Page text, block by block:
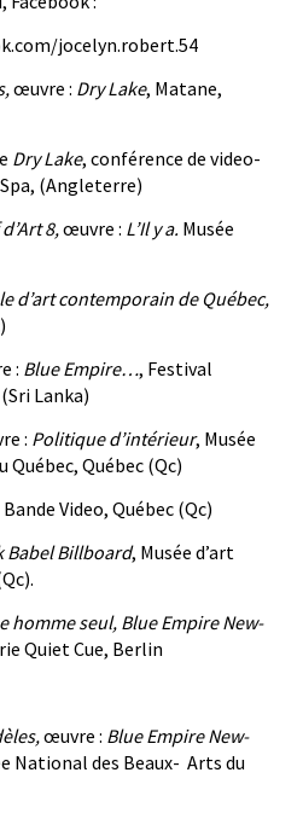
jocelyn.robert.54
œuvre : Dry Lake, Matane,
Dry Lake, conférence de video-
(Angleterre)
8,œuvre : L’Il y a. Musée
d’art contemporain de Québec,
: Blue Empire…, Festival
Lanka)
: Politique d’intérieur, Musée
Québec (Qc)
Video, Québec (Qc)
Babel Billboard, Musée d’art
homme seul, Blue Empire New-
Quiet Cue, Berlin
œuvre : Blue Empire New-
National des Beaux- Arts du